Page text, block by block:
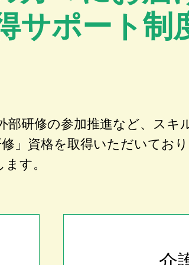
サポート制
研修の参加推進など、スキ
」資格を取得いただいてお
す。